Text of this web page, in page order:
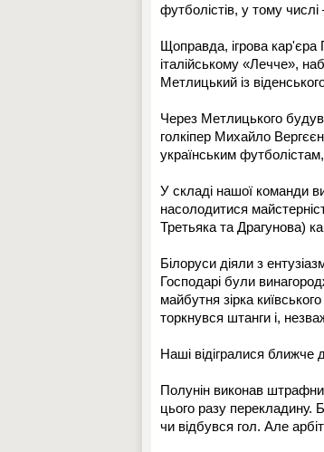
футболістів, у тому числі
Щоправда, ігрова кар'єра
італійському «Лечче»,
Метлицький із
Через Метлицького
голкіпер Михайло
українським
У складі нашої команди
насолодитися
Третьяка та Драгунова)
Білоруси діяли з
Господарі були
майбутня зірка
торкнувся штанги і,
Наші відігралися ближче
Полунін виконав
цього разу перекладину.
чи відбувся гол. Але